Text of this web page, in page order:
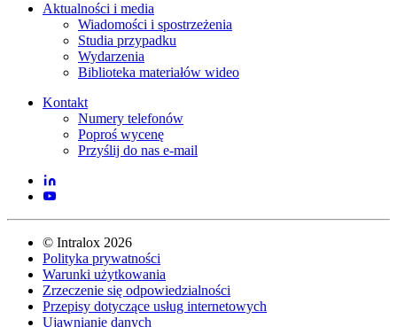
Aktualności i media
Wiadomości i spostrzeżenia
Studia przypadku
Wydarzenia
Biblioteka materiałów wideo
Kontakt
Numery telefonów
Poproś wycenę
Przyślij do nas e-mail
© Intralox 2026
Polityka prywatności
Warunki użytkowania
Zrzeczenie się odpowiedzialności
Przepisy dotyczące usług internetowych
Ujawnianie danych